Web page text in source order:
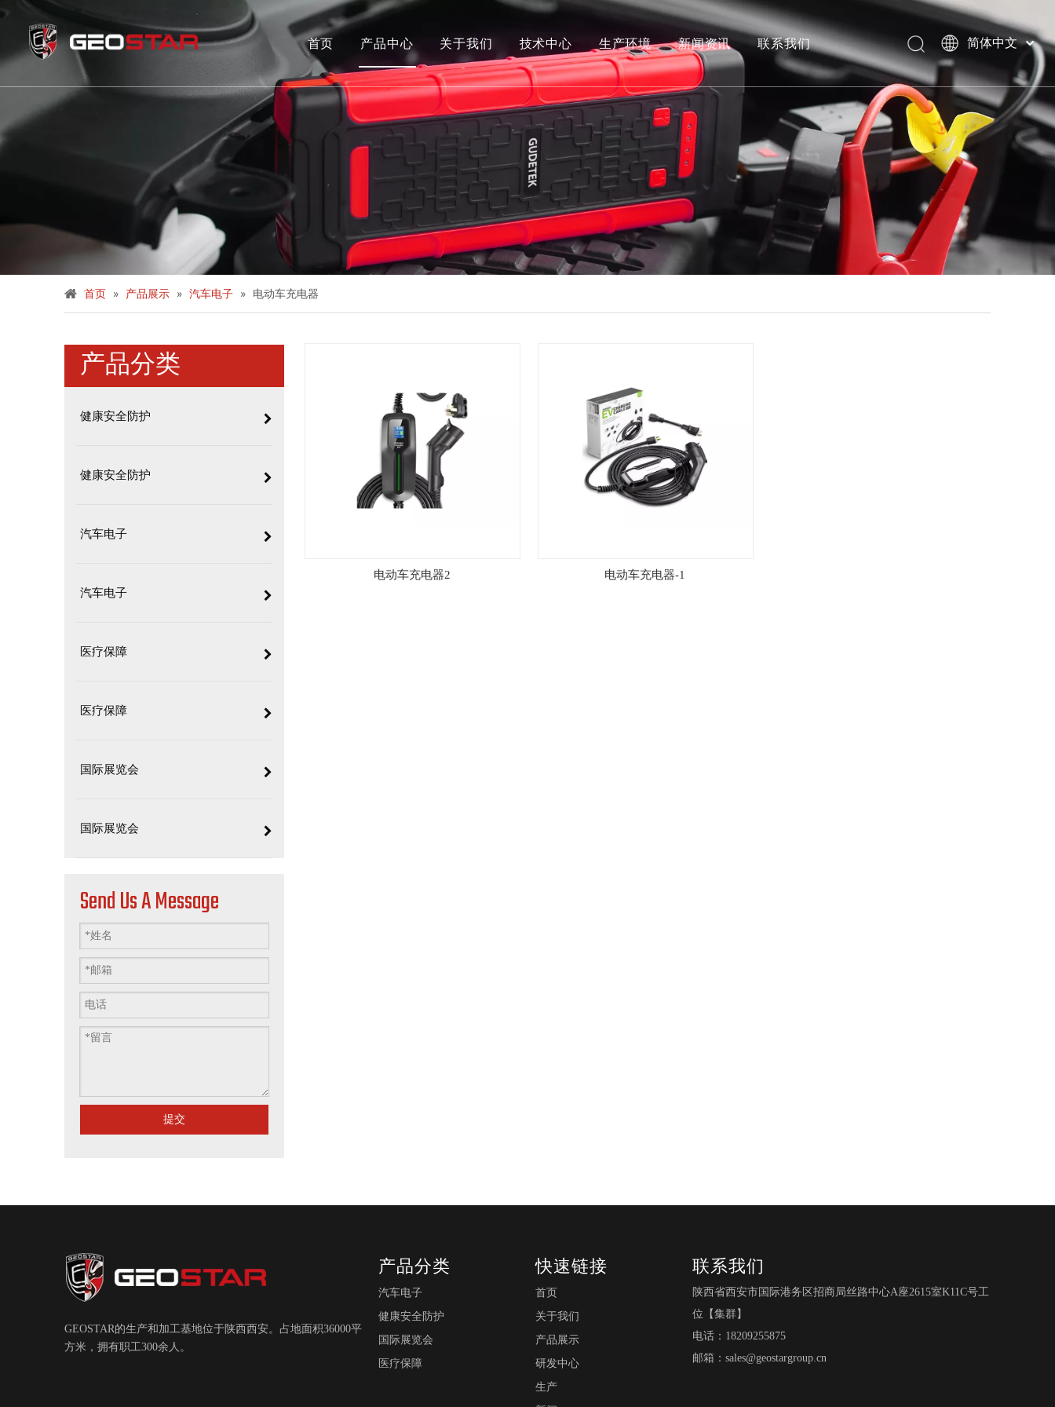
首页 产品中心 关于我们
荣誉
技术中心 生产环境 新闻资讯 联系我们
简体中文
首页 » 产品展示 » 汽车电子 » 电动车充电器
产品分类
健康安全防护
健康安全防护
汽车电子
汽车电子
医疗保障
医疗保障
国际展览会
国际展览会
Send Us A Message
提交
电动车充电器2 电动车充电器-1
GEOSTAR的生产和加工基地位于陕西西安。占地面积36000平
方米，拥有职工300余人。
产品分类
汽车电子
健康安全防护
国际展览会
医疗保障
快速链接
首页
关于我们
产品展示
研发中心
生产
联系我们
陕西省西安市国际港务区招商局丝路中心A座2615室K11C号工
位【集群】
电话：18209255875
邮箱： sales@geostargroup.cn